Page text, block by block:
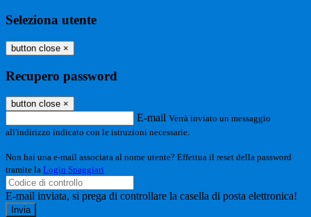
Seleziona utente
button close ×
Recupero password
button close ×
E-mail Verrà inviato un messaggio
all'indirizzo indicato con le istruzioni necessarie.
Non hai una e-mail associata al nome utente? Effettua il reset della password
tramite la Login Spaggiari
E-mail inviata, si prega di controllare la casella di posta elettronica!